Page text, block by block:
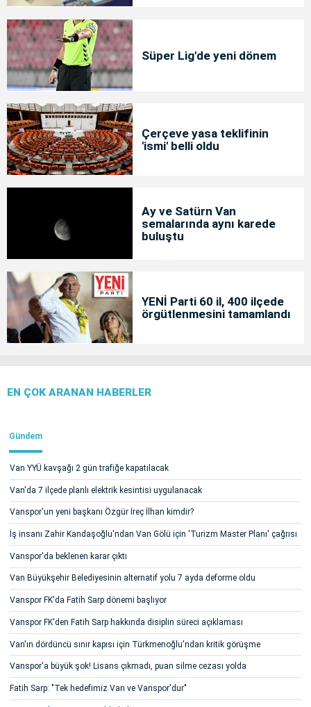
Süper Lig'de yeni dönem
Çerçeve yasa teklifinin
'ismi' belli oldu
Ay ve Satürn Van
semalarında aynı karede
buluştu
YENİ Parti 60 il, 400 ilçede
örgütlenmesini tamamlandı
EN ÇOK ARANAN HABERLER
Gündem
Van YYÜ kavşağı 2 gün trafiğe kapatılacak
Van'da 7 ilçede planlı elektrik kesintisi uygulanacak
Vanspor'un yeni başkanı Özgür İreç İlhan kimdir?
İş insanı Zahir Kandaşoğlu'ndan Van Gölü için 'Turizm Master Planı' çağrısı
Vanspor'da beklenen karar çıktı
Van Büyükşehir Belediyesinin alternatif yolu 7 ayda deforme oldu
Vanspor FK'da Fatih Sarp dönemi başlıyor
Vanspor FK'den Fatih Sarp hakkında disiplin süreci açıklaması
Van'ın dördüncü sınır kapısı için Türkmenoğlu'ndan kritik görüşme
Vanspor'a büyük şok! Lisans çıkmadı, puan silme cezası yolda
Fatih Sarp: "Tek hedefimiz Van ve Vanspor'dur"